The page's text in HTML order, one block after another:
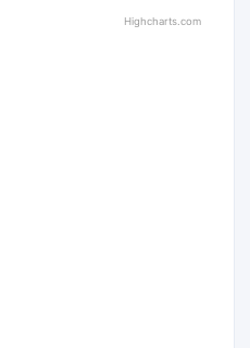
Highcharts.com